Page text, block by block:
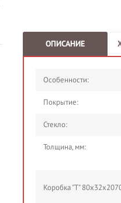
ОПИСАНИЕ
Особенности:
Покрытие:
Стекло:
Толщина, мм:
Коробка "Т"